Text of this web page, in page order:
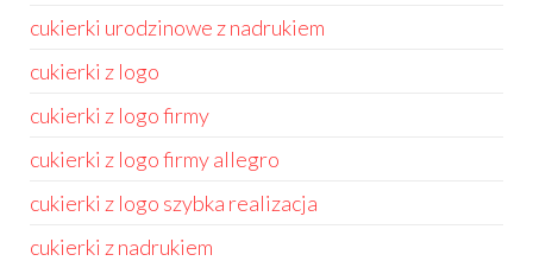
cukierki urodzinowe z nadrukiem
cukierki z logo
cukierki z logo firmy
cukierki z logo firmy allegro
cukierki z logo szybka realizacja
cukierki z nadrukiem